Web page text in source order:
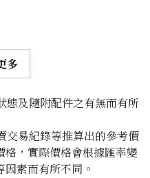
多
及隨附配件之有無而有所
易紀錄等推算出的參考價
，實際價格會根據匯率變
素而有所不同。